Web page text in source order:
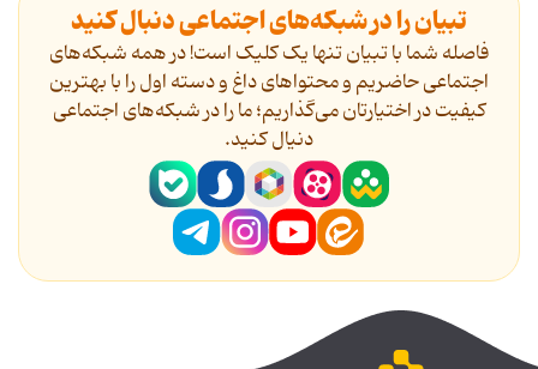
تبیان را در شبکه‌های اجتماعی دنبال کنید
فاصله شما با تبیان تنها یک کلیک است! در همه شبکه‌های
اجتماعی حاضریم و محتواهای داغ و دسته اول را با بهترین
کیفیت در اختیارتان می‌گذاریم؛ ما را در شبکه‌های اجتماعی
دنیال کنید.